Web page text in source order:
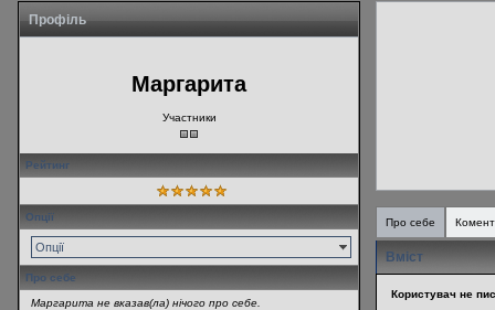
Профіль
Маргарита
Участники
Рейтинг
Опції
Опції
Про себе
Маргарита не вказав(ла) нічого про себе.
Про себе
Вміст
Користувач не